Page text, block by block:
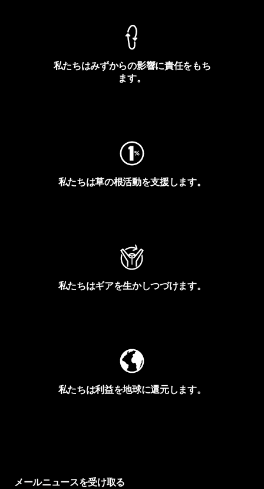
私たちはみずからの影響に責任をもち
ます。
私たちは草の根活動を支援します。
私たちはギアを生かしつづけます。
私たちは利益を地球に還元します。
メールニュースを受け取る